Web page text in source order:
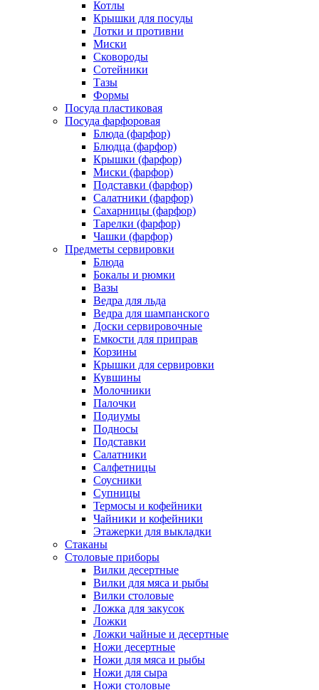
Котлы
Крышки для посуды
Лотки и противни
Миски
Сковороды
Сотейники
Тазы
Формы
Посуда пластиковая
Посуда фарфоровая
Блюда (фарфор)
Блюдца (фарфор)
Крышки (фарфор)
Миски (фарфор)
Подставки (фарфор)
Салатники (фарфор)
Сахарницы (фарфор)
Тарелки (фарфор)
Чашки (фарфор)
Предметы сервировки
Блюда
Бокалы и рюмки
Вазы
Ведра для льда
Ведра для шампанского
Доски сервировочные
Емкости для приправ
Корзины
Крышки для сервировки
Кувшины
Молочники
Палочки
Подиумы
Подносы
Подставки
Салатники
Салфетницы
Соусники
Супницы
Термосы и кофейники
Чайники и кофейники
Этажерки для выкладки
Стаканы
Столовые приборы
Вилки десертные
Вилки для мяса и рыбы
Вилки столовые
Ложка для закусок
Ложки
Ложки чайные и десертные
Ножи десертные
Ножи для мяса и рыбы
Ножи для сыра
Ножи столовые